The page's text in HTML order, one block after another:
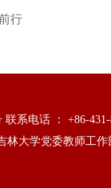
行
系电话 ： +86-431-
林大学党委教师工